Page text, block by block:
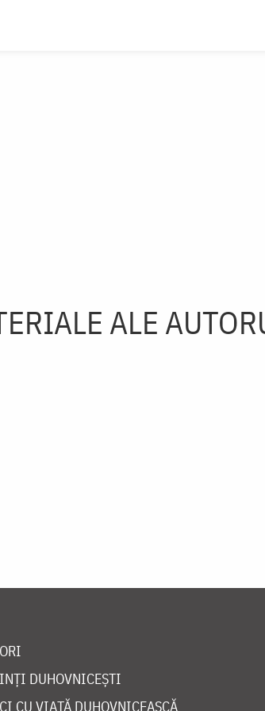
ALE
DUHOVNICEȘTI
CU VIAȚĂ DUHOVNICEASCĂ